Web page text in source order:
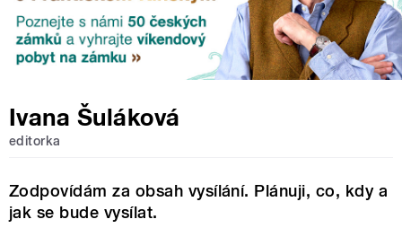
Ivana Šuláková
editorka
Zodpovídám za obsah vysílání. Plánuji, co, kdy a
jak se bude vysílat.